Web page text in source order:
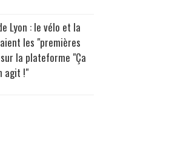
Lyon : le vélo et la
les "premières
la plateforme "Ça
agit !"